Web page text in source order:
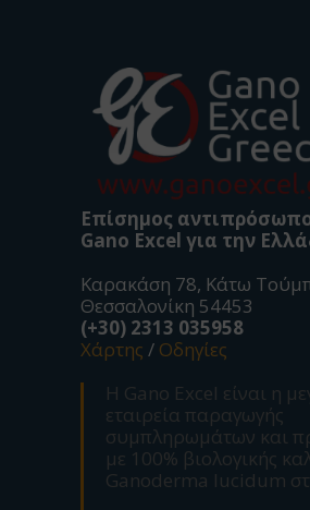
Επίσημος
Gano Excel για την
Καρακάση 78, Κάτω
Θεσσαλονίκη 54453
(+30) 2313 035958
Χάρτης / Οδηγίες
Η Gano Excel είναι η
εταιρεία παραγωγής
συμπληρωμάτων και
με 100% βιολογικής
Ganoderma lucidum